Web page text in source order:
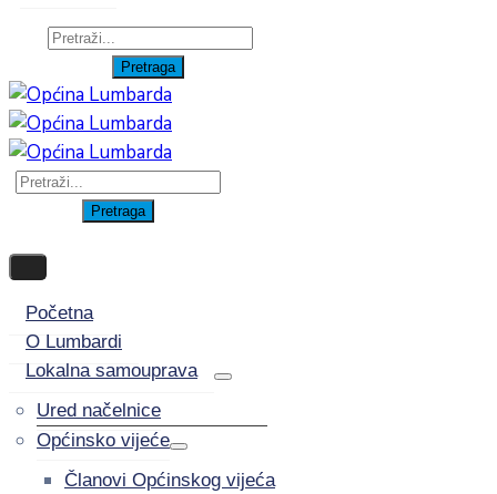
Početna
O Lumbardi
Lokalna samouprava
Ured načelnice
Općinsko vijeće
Članovi Općinskog vijeća